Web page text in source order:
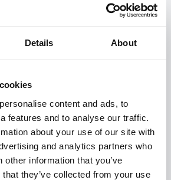
Details About
content and ads, to
features and to analyse our traffic.
about your use of our site with
and analytics partners who
other information that you’ve
they’ve collected from your use
hasta la
industrial Aluminier
lado cada momento.
Red Aluminier TECHNAL son
reconocidas por su experiencia
gran escala como en viviendas
los sistemas de carpintería de
sus propios talleres y los instalan